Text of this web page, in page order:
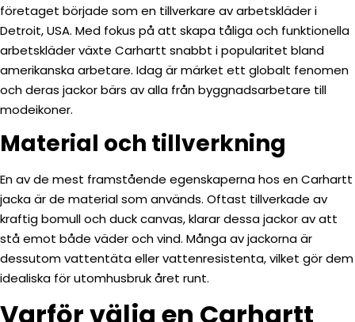
företaget började som en tillverkare av arbetskläder i
Detroit, USA. Med fokus på att skapa tåliga och funktionella
arbetskläder växte Carhartt snabbt i popularitet bland
amerikanska arbetare. Idag är märket ett globalt fenomen
och deras jackor bärs av alla från byggnadsarbetare till
modeikoner.
Material och tillverkning
En av de mest framstående egenskaperna hos en Carhartt
jacka är de material som används. Oftast tillverkade av
kraftig bomull och duck canvas, klarar dessa jackor av att
stå emot både väder och vind. Många av jackorna är
dessutom vattentäta eller vattenresistenta, vilket gör dem
idealiska för utomhusbruk året runt.
Varför välja en Carhartt